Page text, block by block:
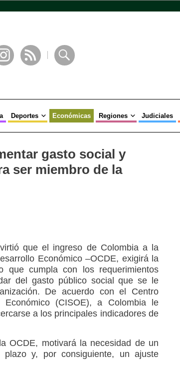
Deportes Económicas Regiones Judiciales
gasto social y
ser miembro de la
que el ingreso de Colombia a la
Económico –OCDE, exigirá la
que cumpla con los requerimientos
del gasto público social que se le
De acuerdo con el Centro
(CISOE), a Colombia le
a los principales indicadores de
OCDE, motivará la necesidad de un
y, por consiguiente, un ajuste